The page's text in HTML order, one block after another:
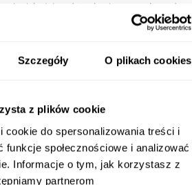
Szczegóły O plikach cookies
z plików cookie
cookie do spersonalizowania treści i
funkcje społecznościowe i analizować
Informacje o tym, jak korzystasz z
partnerom
jakości płyt laminowanych od
kominek Tormes to synonim
elementem jest nowoczesny
efekt płomieni. Możliwość
i wyglądu płomieni pozwala stworzyć
w Twoim domu.
nie tylko estetyka, ale także
funkcja grzewcza z
zapewnia komfort w chłodne dni, a
umożliwia precyzyjną regulację
od 17°C do 26°C. Dzięki wyłącznikowi
sterowania obsługa kominka jest
ognia i ciepło w Twoim salonie są